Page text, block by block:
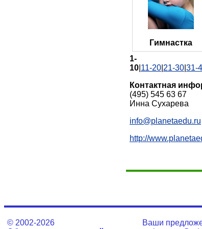
Гимнастка
1-
10 11-20 21-30 31-
Контактная
(495) 545 63 67
Инна Сухарева
info@planetaedu.ru
http://
© 2002-2026
Ваши